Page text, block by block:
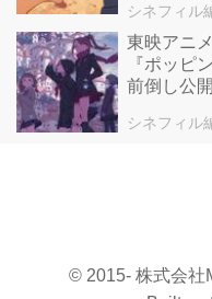
シネフィル
東映アニ
『ポッピ
前倒し公
シネフィル
© 2015- 株式会社